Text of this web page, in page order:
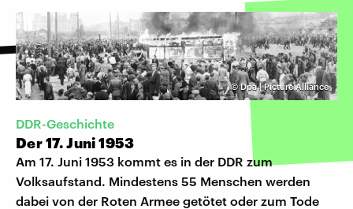
©Dpa | Picture Alliance
DDR-Geschichte
Der 17. Juni 1953
Am 17. Juni 1953 kommt es in der DDR zum
Volksaufstand. Mindestens 55 Menschen werden
dabei von der Roten Armee getötet oder zum Tode